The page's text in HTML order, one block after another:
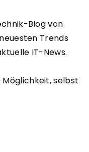
Blog von
Trends
IT-News.
selbst